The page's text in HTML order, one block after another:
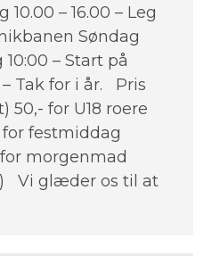
– 16.00 – Leg
Søndag
– Start på
Tak for i år. Pris
50,- for U18 roere
festmiddag
morgenmad
Vi glæder os til at